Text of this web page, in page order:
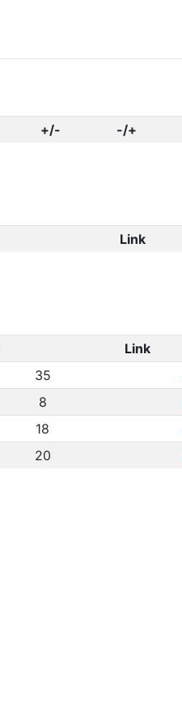
+/- -/+
Link
Link
35
8
18
20